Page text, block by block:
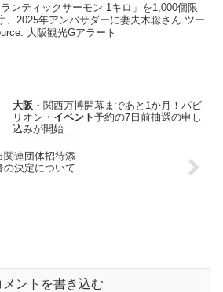
ンティックサーモン 1キロ」を1,000個限
、2025年アンバサダーに妻夫木聡さん ツー
大阪観光Gアラート
大阪 ・関西万博開幕まであと1か月！パビ
リオン・ イベント予約の7日前抽選の申し
込みが開始 …
関連団体招待添
の決定について
メントを書き込む